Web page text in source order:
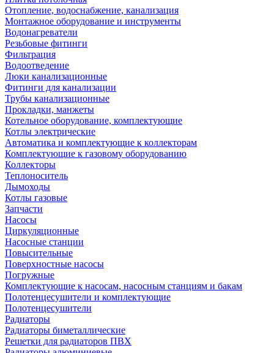
Отопление, водоснабжение, канализация
Монтажное оборудование и инструменты
Водонагреватели
Резьбовые фитинги
Фильтрация
Водоотведение
Люки канализационные
Фитинги для канализации
Трубы канализационные
Прокладки, манжеты
Котельное оборудование, комплектующие
Котлы электрические
Автоматика и комплектующие к коллекторам
Комплектующие к газовому оборудованию
Коллекторы
Теплоноситель
Дымоходы
Котлы газовые
Запчасти
Насосы
Циркуляционные
Насосные станции
Повысительные
Поверхностные насосы
Погружные
Комплектующие к насосам, насосным станциям и бакам
Полотенцесушители и комплектующие
Полотенцесушители
Радиаторы
Радиаторы биметаллические
Решетки для радиаторов ПВХ